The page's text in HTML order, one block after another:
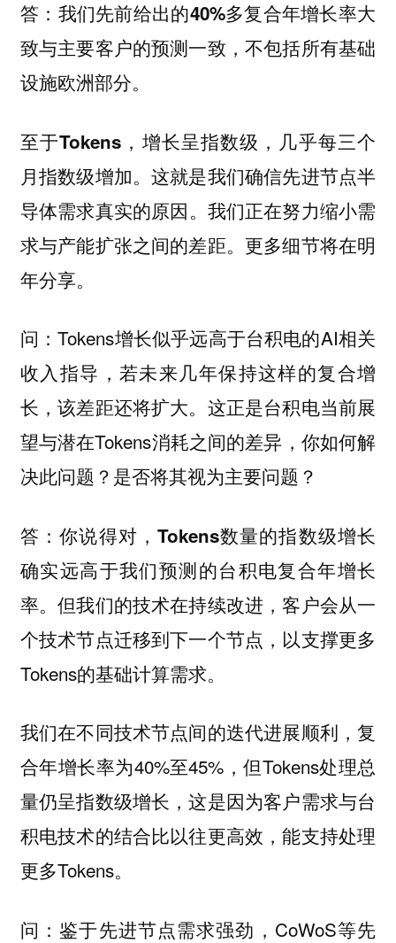
答：我们先前给出的40%多复合年增长率大
致与主要客户的预测一致 ，不包括所有基础
设施欧洲部分。
至于Tokens，增长呈指数级，几乎每三个
月指数级增加。这就是我们确信先进节点半
导体需求真实的原因。我们正在努力缩小需
求与产能扩张之间的差距。更多细节将在明
年分享。
问：Tokens增长似乎远高于台积电的AI相关
收入指导，若未来几年保持这样的复合增
长，该差距还将扩大。这正是台积电当前展
望与潜在Tokens消耗之间的差异，你如何解
决此问题？是否将其视为主要问题？
答：你说得对， Tokens数量的指数级增长
确实远高于我们预测的台积电复合年增长
率。但我们的技术在持续改进，客户会从一
个技术节点迁移到下一个节点 ，以支撑更多
Tokens的基础计算需求。
我们在不同技术节点间的迭代进展顺利，复
合年增长率为40%至45%，但Tokens处理总
量仍呈指数级增长，这是因为客户需求与台
积电技术的结合比以往更高效，能支持处理
更多Tokens。
问： 鉴于先进节点需求强劲，CoWoS等先